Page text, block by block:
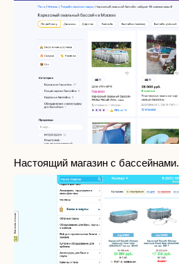
Настоящий магазин с бассейнами.